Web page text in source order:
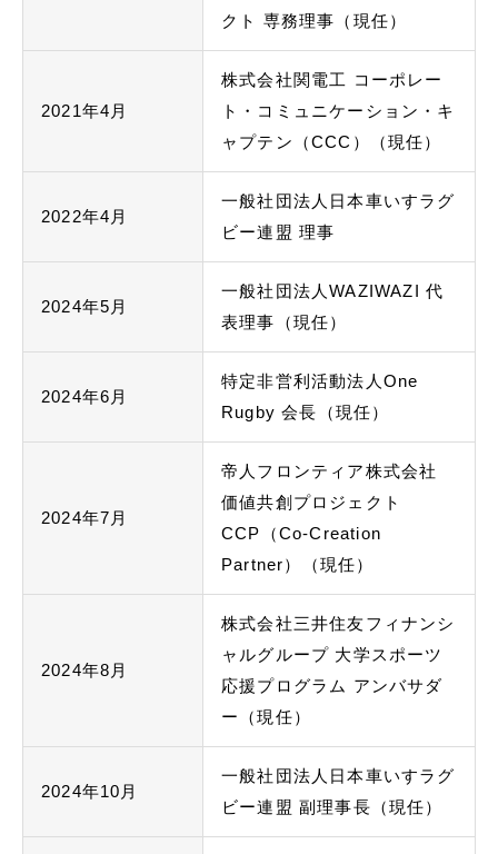
クト 専務理事（現任）
2021年4月
株式会社関電工 コーポレー
ト・コミュニケーション・キ
ャプテン（CCC）（現任）
2022年4月
一般社団法人日本車いすラグ
ビー連盟 理事
2024年5月
一般社団法人WAZIWAZI 代
表理事（現任）
2024年6月
特定非営利活動法人One
Rugby 会長（現任）
2024年7月
帝人フロンティア株式会社
価値共創プロジェクト
CCP（Co-Creation
Partner）（現任）
2024年8月
株式会社三井住友フィナンシ
ャルグループ 大学スポーツ
応援プログラム アンバサダ
ー（現任）
2024年10月
一般社団法人日本車いすラグ
ビー連盟 副理事長（現任）